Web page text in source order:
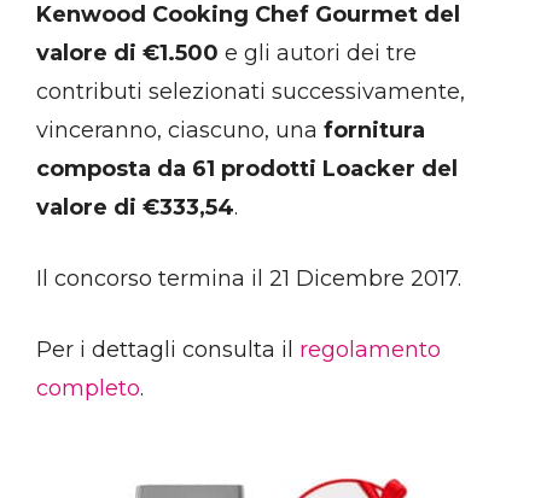
Kenwood Cooking Chef Gourmet del
valore di €1.500 e gli autori dei tre
contributi selezionati successivamente,
vinceranno, ciascuno, una fornitura
composta da 61 prodotti Loacker del
valore di €333,54.
Il concorso termina il 21 Dicembre 2017.
Per i dettagli consulta il regolamento
completo.